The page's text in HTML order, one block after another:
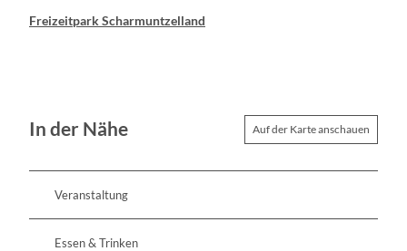
Freizeitpark Scharmuntzelland
In der Nähe Auf der Karte anschauen
Veranstaltung
Essen & Trinken